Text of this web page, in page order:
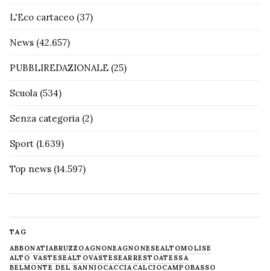
L'Eco cartaceo (37)
News (42.657)
PUBBLIREDAZIONALE (25)
Scuola (534)
Senza categoria (2)
Sport (1.639)
Top news (14.597)
TAG
ABBONATIABRUZZOAGNONEAGNONESEALTOMOLISE
ALTO VASTESEALTOVASTESEARRESTOATESSA
BELMONTE DEL SANNIOCACCIACALCIOCAMPOBASSO